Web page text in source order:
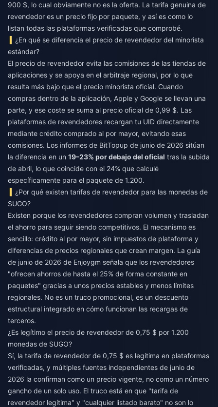
900 $, lo cual obviamente no es la oferta. La tarifa genuina de
revendedor es un precio fijo por paquete, y así es como lo
listan todas las plataformas verificadas que comprobé.
¿En qué se diferencia el precio de revendedor del minorista
estándar?
El precio de revendedor evita las comisiones de las tiendas de
aplicaciones y se apoya en el arbitraje regional, por lo que
resulta más bajo que el precio minorista oficial. Cuando
compras dentro de la aplicación, Apple y Google se llevan una
parte, y ese coste se suma al precio oficial de 0,99 $. Las
plataformas de revendedores recargan tu UID directamente
mediante crédito comprado al por mayor, evitando esas
comisiones. Los informes de BitTopup de junio de 2026 sitúan
la diferencia en un 19–23% por debajo del oficial tras la subida
de abril, lo que coincide con el 24% que calculé
específicamente para el paquete de 1.200.
¿Por qué existen tarifas de revendedor para las monedas de
SUGO?
Existen porque los revendedores compran volumen y trasladan
el ahorro para seguir siendo competitivos. El mecanismo es
sencillo: crédito al por mayor, sin impuestos de plataforma y
diferencias de precios regionales que crean margen. La guía
de junio de 2026 de Enjoygm señala que los revendedores
"ofrecen ahorros de hasta el 25% de forma constante en
paquetes" gracias a unos precios estables y menos límites
regionales. No es un truco promocional, es un descuento
estructural integrado en cómo funcionan las recargas de
terceros.
¿Es legítimo el precio de revendedor de 0,75 $ por 1.200
monedas de SUGO?
Sí, la tarifa de revendedor de 0,75 $ es legítima en plataformas
verificadas, y múltiples fuentes independientes de junio de
2026 la confirman como un precio vigente, no como un número
gancho de un solo uso. El truco está en que "tarifa de
revendedor legítima" y "cualquier listado barato" no son lo